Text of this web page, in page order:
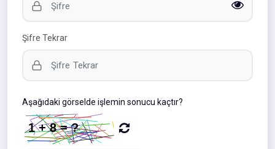
Şifre Tekrar
Aşağıdaki görselde işlemin sonucu kaçtır?